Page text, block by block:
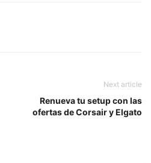
Next article
Renueva tu setup con las
ofertas de Corsair y Elgato